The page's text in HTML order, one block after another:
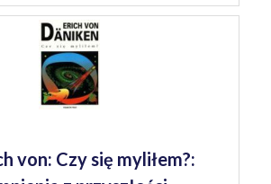
von: Czy się myliłem?: